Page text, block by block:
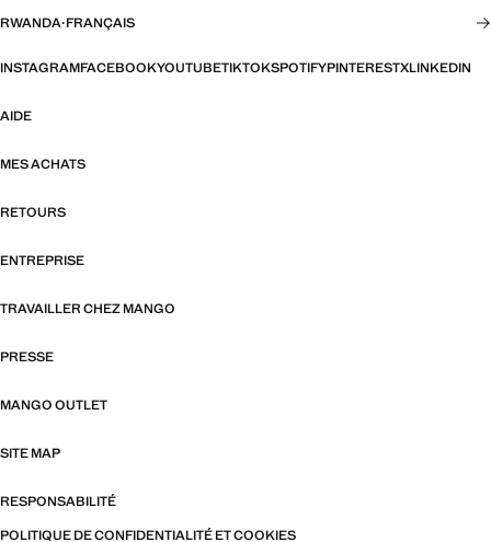
RWANDA·FRANÇAIS
INSTAGRAMFACEBOOKYOUTUBETIKTOKSPOTIFYPINTERESTXLINKEDIN
AIDE
MES ACHATS
RETOURS
ENTREPRISE
TRAVAILLER CHEZ MANGO
PRESSE
MANGO OUTLET
SITE MAP
RESPONSABILITÉ
POLITIQUE DE CONFIDENTIALITÉ ET COOKIES